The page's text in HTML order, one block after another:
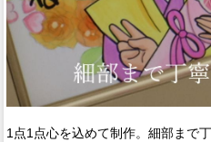
1点1点心を込めて制作。細部まで